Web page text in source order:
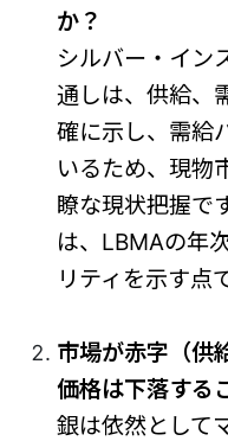
か？
シルバー・イン
通しは、供給、
確に示し、需給
いるため、現物
瞭な現状把握で
は、LBMAの年
リティを示す点
市場が赤字（供
価格は下落する
銀は依然として